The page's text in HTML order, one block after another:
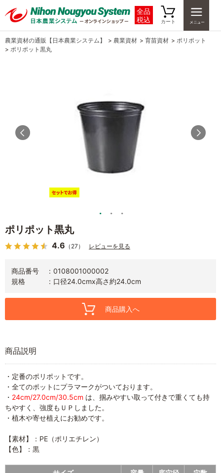
全品
税込
カート
農業資材の通販【日本農業システム】 > 農業資材 > 育苗資材 > ポリポット
> ポリポット黒丸
ポリポット黒丸
4.6 （27） レビューを見る
商品番号
0108001000002
規格
口径24.0cmx高さ約24.0cm
商品購入へ
商品説明
・定番のポリポットです。
・全てのポットにプラマークがついております。
・ 24cm/27.0cm/30.5cm は、掴みやすい取って付きで重くても持
ちやすく、強度もＵＰしました。
・植木や寄せ植えにお勧めです。
【素材】：PE（ポリエチレン）
【色】：黒